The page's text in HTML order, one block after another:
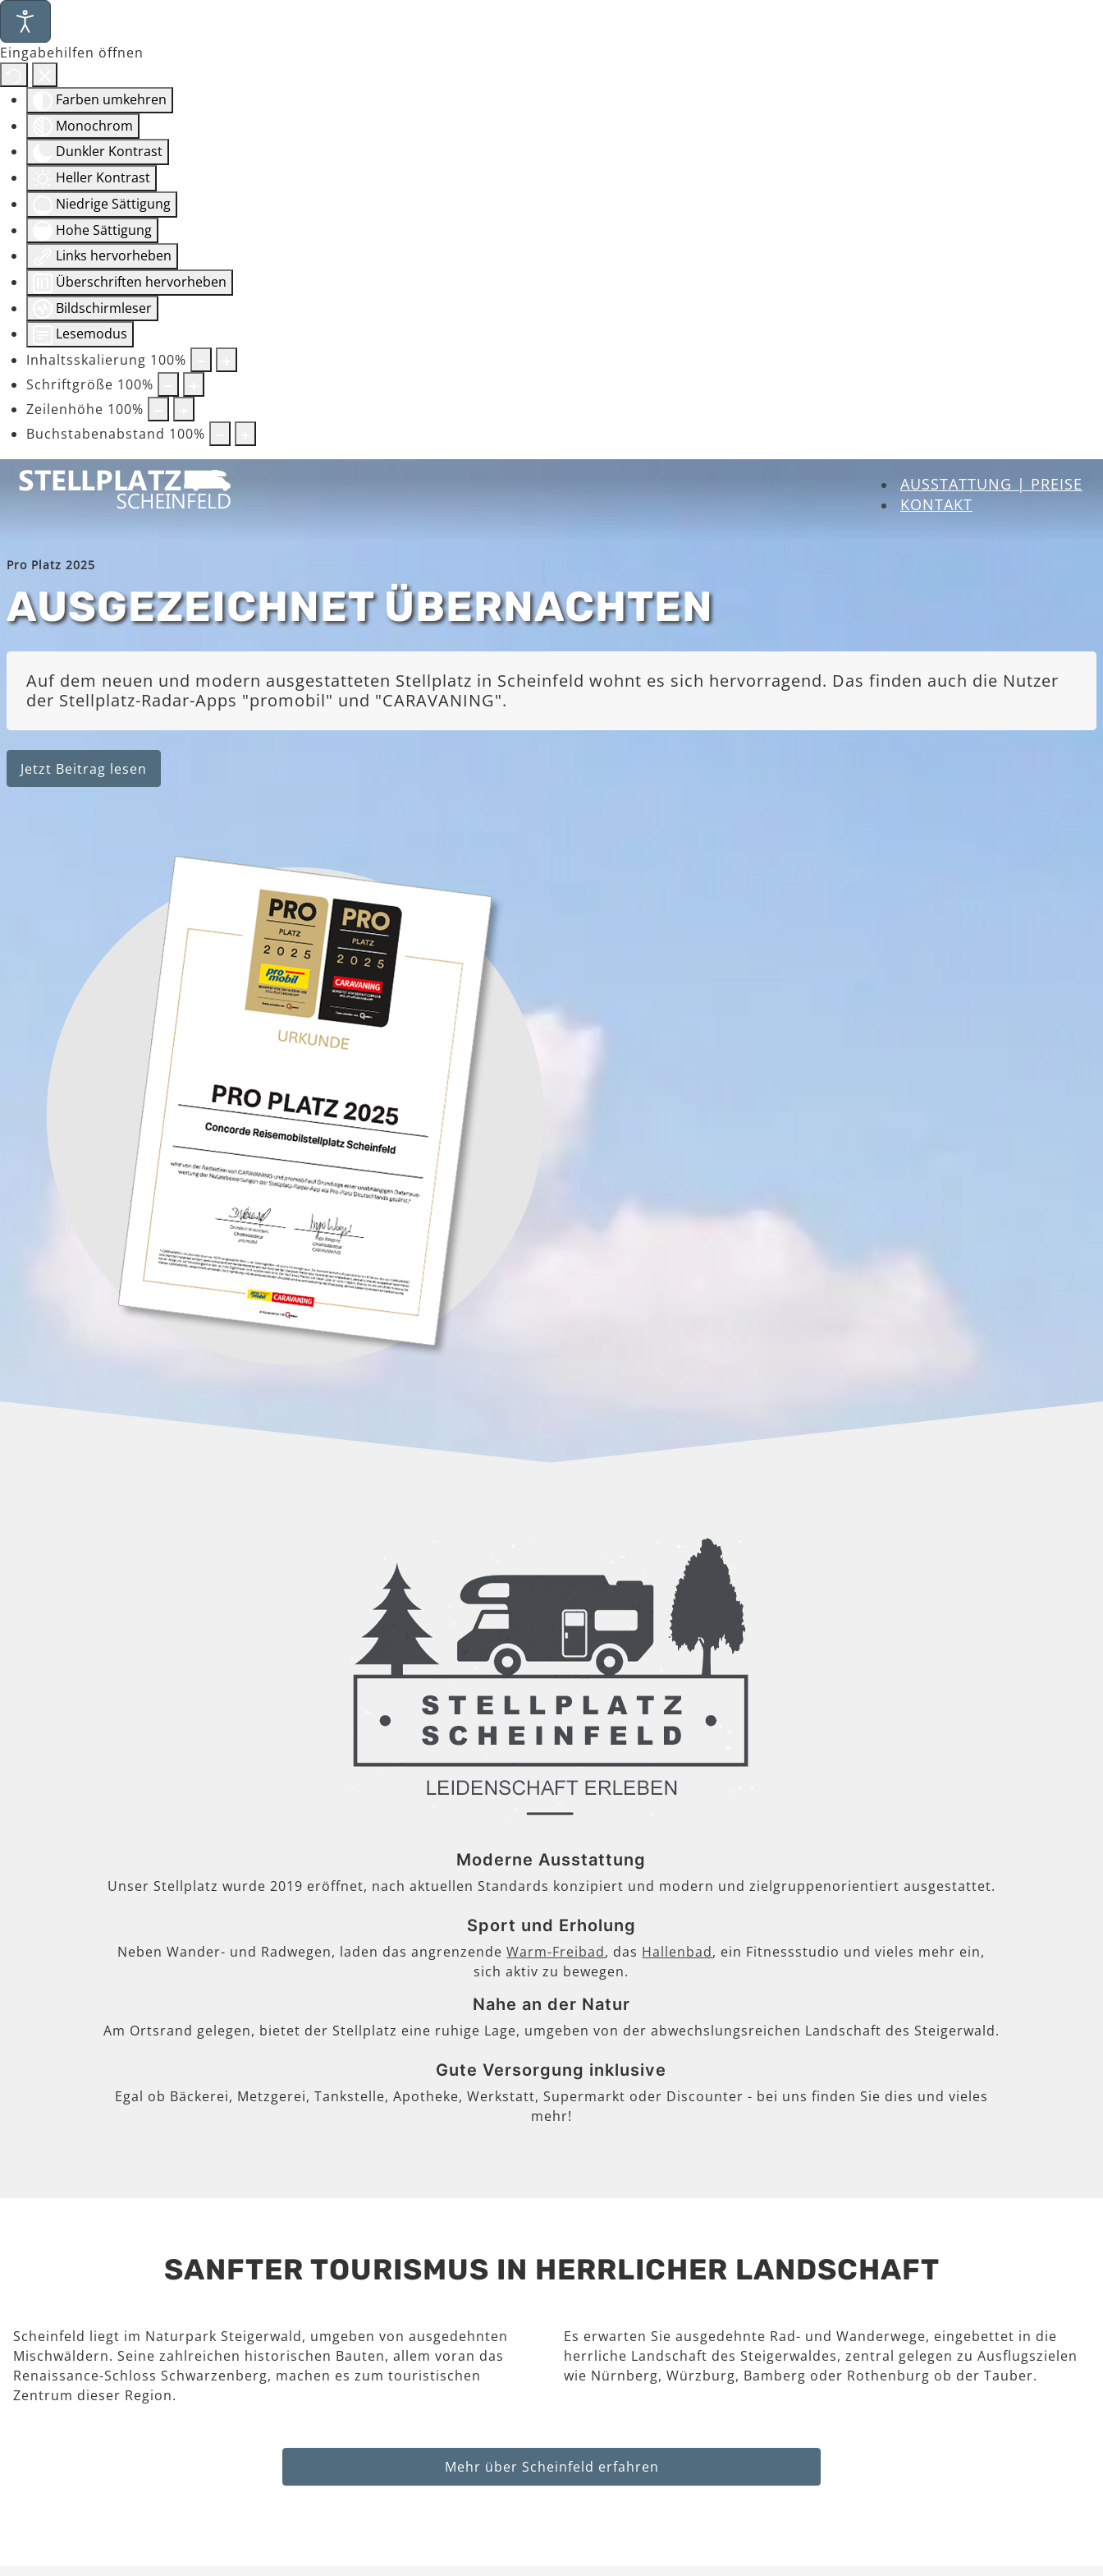
Eingabehilfen öffnen
Farben umkehren
Monochrom
Dunkler Kontrast
Heller Kontrast
Niedrige Sättigung
Hohe Sättigung
Links hervorheben
Überschriften hervorheben
Bildschirmleser
Lesemodus
Inhaltsskalierung 100%
Schriftgröße 100%
Zeilenhöhe 100%
Buchstabenabstand 100%
AUSSTATTUNG | PREISE
KONTAKT
Pro Platz 2025
AUSGEZEICHNET ÜBERNACHTEN
Auf dem neuen und modern ausgestatteten Stellplatz in Scheinfeld wohnt es sich hervorragend. Das finden auch die Nutzer
der Stellplatz-Radar-Apps "promobil" und "CARAVANING".
Jetzt Beitrag lesen
Moderne Ausstattung
Unser Stellplatz wurde 2019 eröffnet, nach aktuellen Standards konzipiert und modern und zielgruppenorientiert ausgestattet.
Sport und Erholung
Neben Wander- und Radwegen, laden das angrenzendeWarm-Freibad, das Hallenbad, ein Fitnessstudio und vieles mehr ein,
sich aktiv zu bewegen.
Nahe an der Natur
Am Ortsrand gelegen, bietet der Stellplatz eine ruhige Lage, umgeben von der abwechslungsreichen Landschaft des Steigerwald.
Gute Versorgung inklusive
Egal ob Bäckerei, Metzgerei, Tankstelle, Apotheke, Werkstatt, Supermarkt oder Discounter - bei uns finden Sie dies und vieles
mehr!
SANFTER TOURISMUS IN HERRLICHER LANDSCHAFT
Scheinfeld liegt im Naturpark Steigerwald, umgeben von ausgedehnten
Mischwäldern. Seine zahlreichen historischen Bauten, allem voran das
Renaissance-Schloss Schwarzenberg, machen es zum touristischen
Zentrum dieser Region.
Es erwarten Sie ausgedehnte Rad- und Wanderwege, eingebettet in die
herrliche Landschaft des Steigerwaldes, zentral gelegen zu Ausflugszielen
wie Nürnberg, Würzburg, Bamberg oder Rothenburg ob der Tauber.
Mehr über Scheinfeld erfahren